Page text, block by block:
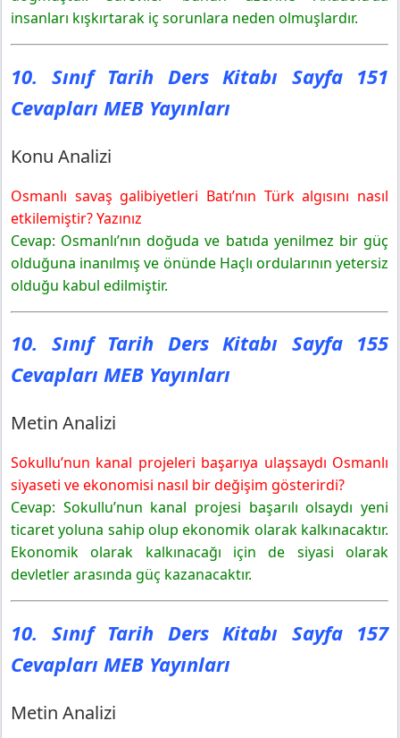
insanları kışkırtarak iç sorunlara neden olmuşlardır.
10. Sınıf Tarih Ders Kitabı Sayfa 151
Cevapları MEB Yayınları
Konu Analizi
Osmanlı savaş galibiyetleri Batı’nın Türk algısını nasıl
etkilemiştir? Yazınız
Cevap: Osmanlı’nın doğuda ve batıda yenilmez bir güç
olduğuna inanılmış ve önünde Haçlı ordularının yetersiz
olduğu kabul edilmiştir.
10. Sınıf Tarih Ders Kitabı Sayfa 155
Cevapları MEB Yayınları
Metin Analizi
Sokullu’nun kanal projeleri başarıya ulaşsaydı Osmanlı
siyaseti ve ekonomisi nasıl bir değişim gösterirdi?
Cevap: Sokullu’nun kanal projesi başarılı olsaydı yeni
ticaret yoluna sahip olup ekonomik olarak kalkınacaktır.
Ekonomik olarak kalkınacağı için de siyasi olarak
devletler arasında güç kazanacaktır.
10. Sınıf Tarih Ders Kitabı Sayfa 157
Cevapları MEB Yayınları
Metin Analizi